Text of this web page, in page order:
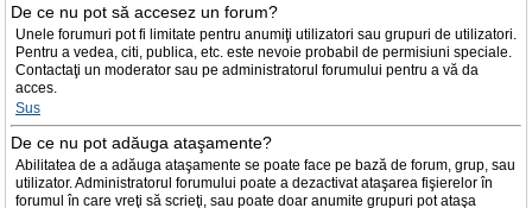
De ce nu pot să accesez un forum?
Unele forumuri pot fi limitate pentru anumiţi utilizatori sau grupuri de utilizatori.
Pentru a vedea, citi, publica, etc. este nevoie probabil de permisiuni speciale.
Contactaţi un moderator sau pe administratorul forumului pentru a vă da
acces.
Sus
De ce nu pot adăuga ataşamente?
Abilitatea de a adăuga ataşamente se poate face pe bază de forum, grup, sau
utilizator. Administratorul forumului poate a dezactivat ataşarea fişierelor în
forumul în care vreţi să scrieţi, sau poate doar anumite grupuri pot ataşa